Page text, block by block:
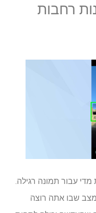
רחבות
עבור תמונה רגילה.
מצב שבו אתה רוצה